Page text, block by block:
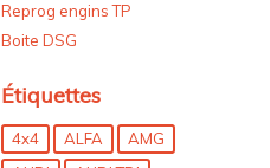
Reprog engins TP
Boite DSG
Étiquettes
4x4 ALFA
AMG